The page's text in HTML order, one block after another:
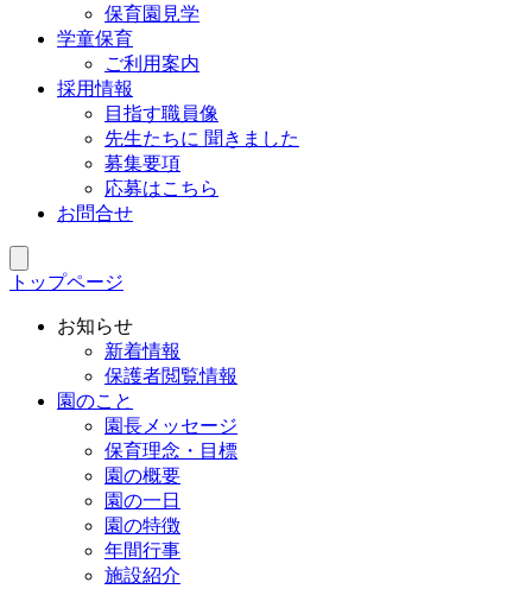
保育園見学
学童保育
ご利用案内
採用情報
目指す職員像
先生たちに 聞きました
募集要項
応募はこちら
お問合せ
トップページ
お知らせ
新着情報
保護者閲覧情報
園のこと
園長メッセージ
保育理念・目標
園の概要
園の一日
園の特徴
年間行事
施設紹介